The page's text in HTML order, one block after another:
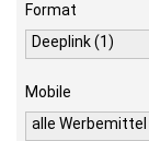
Format
Deeplink (1)
Mobile
alle Werbemittel